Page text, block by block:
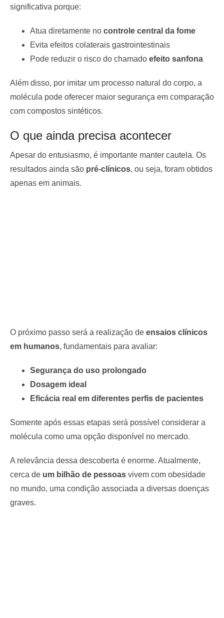
significativa porque:
Atua diretamente no controle central da fome
Evita efeitos colaterais gastrointestinais
Pode reduzir o risco do chamado efeito sanfona
Além disso, por imitar um processo natural do corpo, a
molécula pode oferecer maior segurança em comparação
com compostos sintéticos.
O que ainda precisa acontecer
Apesar do entusiasmo, é importante manter cautela. Os
resultados ainda são pré-clínicos, ou seja, foram obtidos
apenas em animais.
O próximo passo será a realização de ensaios clínicos
em humanos, fundamentais para avaliar:
Segurança do uso prolongado
Dosagem ideal
Eficácia real em diferentes perfis de pacientes
Somente após essas etapas será possível considerar a
molécula como uma opção disponível no mercado.
A relevância dessa descoberta é enorme. Atualmente,
cerca de um bilhão de pessoas vivem com obesidade
no mundo, uma condição associada a diversas doenças
graves.